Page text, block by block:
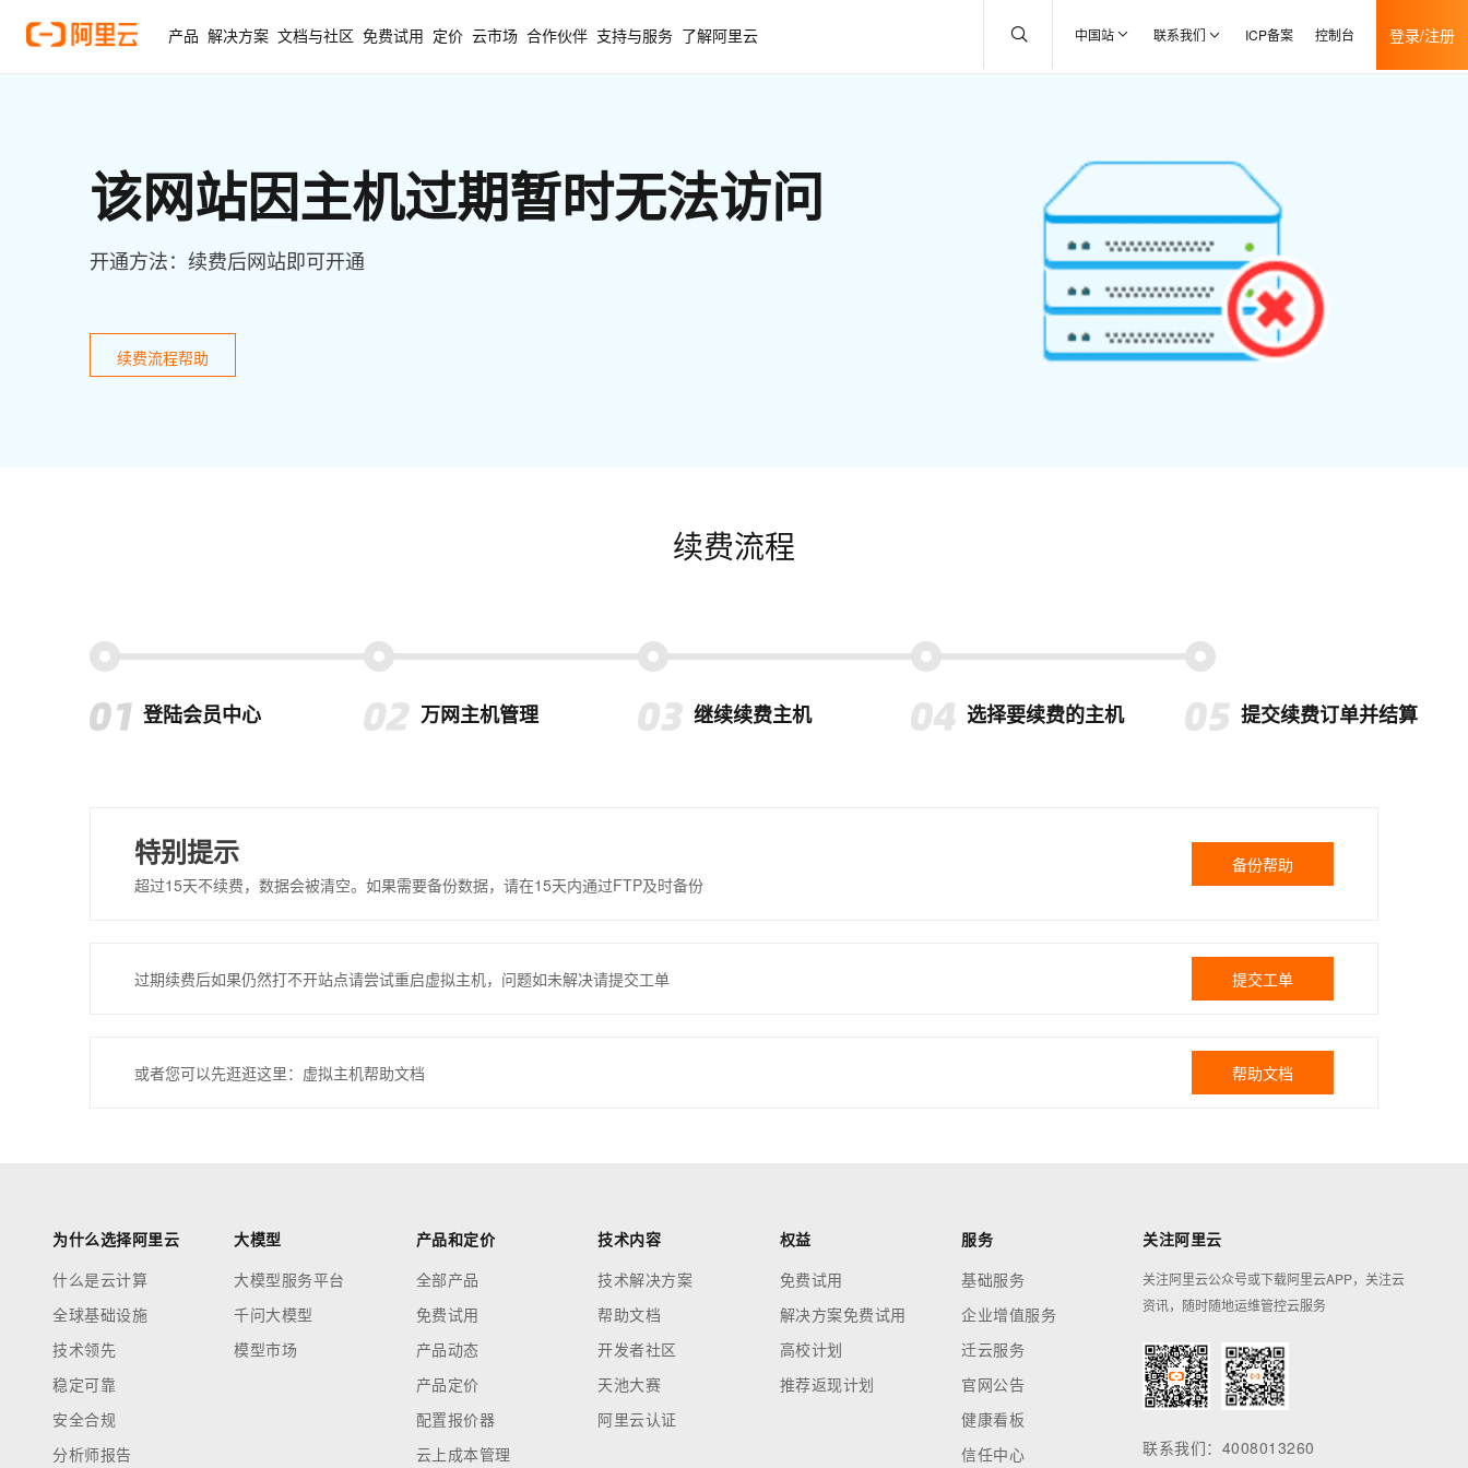
产品 解决方案 文档与社区 免费试用 定价 云市场 合作伙伴 支持与服务 了解阿里云 中国站 联系我们 ICP备案 控制台 登录/注册
该网站因主机过期暂时无法访问
开通方法：续费后网站即可开通
续费流程帮助
续费流程
登陆会员中心 万网主机管理 继续续费主机 选择要续费的主机 提交续费订单并结算
特别提示
超过15天不续费，数据会被清空。如果需要备份数据，请在15天内通过FTP及时备份
备份帮助
过期续费后如果仍然打不开站点请尝试重启虚拟主机，问题如未解决请提交工单 提交工单
或者您可以先逛逛这里：虚拟主机帮助文档 帮助文档